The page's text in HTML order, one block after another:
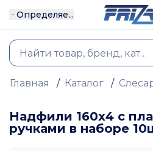
Определяе...
Главная / Каталог /
Надфили 160х4 с
ручками в наборе